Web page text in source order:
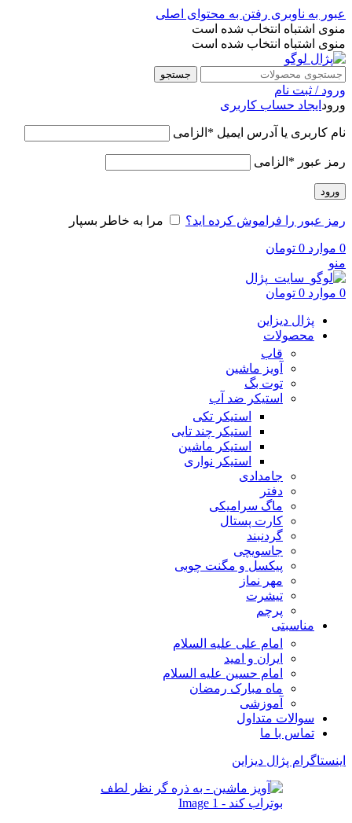
عبور به ناوبری رفتن به محتوای اصلی
منوی اشتباه انتخاب شده است
منوی اشتباه انتخاب شده است
جستجو
ورود / ثبت نام
ورود ایجاد حساب کاربری
نام کاربری یا آدرس ایمیل * الزامی
رمز عبور * الزامی
ورود
رمز عبور را فراموش کرده اید؟ مرا به خاطر بسپار
0 موارد 0 تومان
منو
0 موارد 0 تومان
پژال دیزاین
محصولات
قاب
آویز ماشین
توت بگ
استیکر ضد آب
استیکر تکی
استیکر چند تایی
استیکر ماشین
استیکر نواری
جامدادی
دفتر
ماگ سرامیکی
کارت پستال
گردنبند
جاسویچی
پیکسل و مگنت چوبی
مهر نماز
تیشرت
پرچم
مناسبتی
امام علی علیه السلام
ایران و امید
امام حسین علیه السلام
ماه مبارک رمضان
آموزشی
سوالات متداول
تماس با ما
اینستاگرام پژال دیزاین